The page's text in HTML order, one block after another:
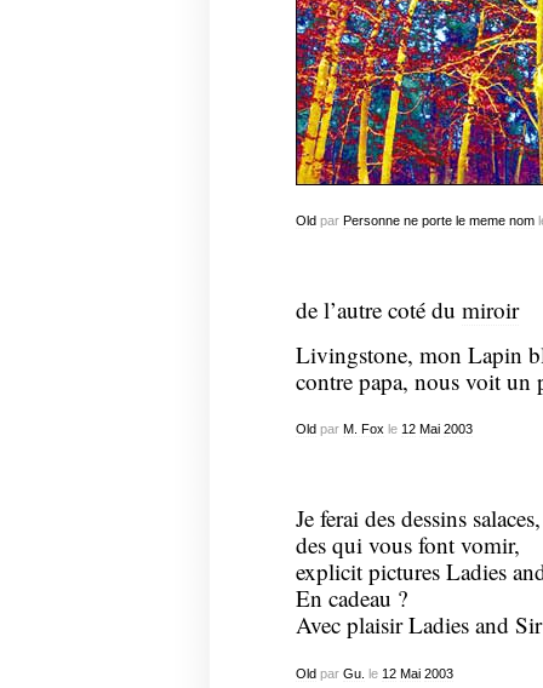
Oldpar Personne ne porte le meme nom
de l’autre coté du miroir
Livingstone, mon Lapin
contre papa, nous voit un
Oldpar M. Fox le 12 Mai 2003
Je ferai des dessins salaces,
des qui vous font vomir,
explicit pictures Ladies
En cadeau ?
Avec plaisir Ladies and
Oldpar Gu. le 12 Mai 2003